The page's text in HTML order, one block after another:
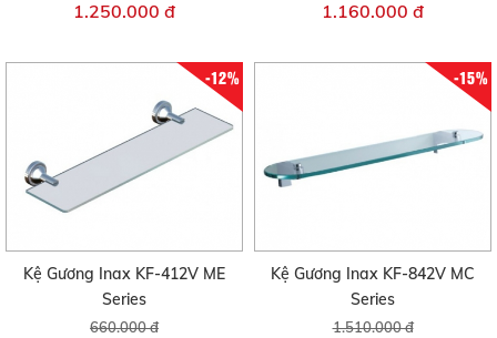
1.250.000 đ 1.160.000 đ
-12%
Kệ Gương Inax KF-412V ME
Series
660.000 đ
-15%
Kệ Gương Inax KF-842V MC
Series
1.510.000 đ